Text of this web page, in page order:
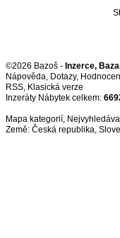
©2026 Bazoš - Inzerce,
Nápověda, Dotazy,
RSS,
Inzeráty Nábytek celkem:
Mapa kategorií,
Země: Česká republika,